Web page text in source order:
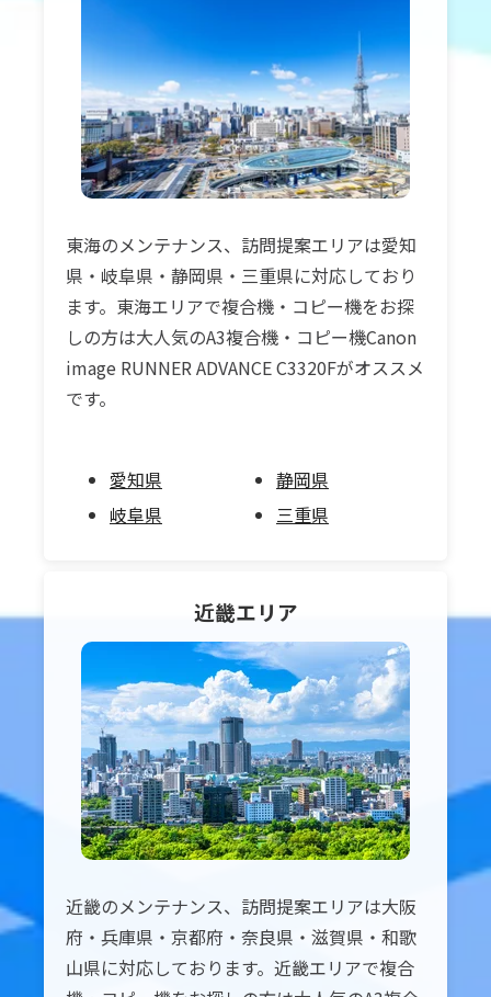
東海のメンテナンス、訪問提案エリアは愛知
県・岐阜県・静岡県・三重県に対応しており
ます。東海エリアで複合機・コピー機をお探
しの方は大人気のA3複合機・コピー機Canon
image RUNNER ADVANCE C3320Fがオススメ
です。
愛知県
岐阜県
静岡県
三重県
近畿エリア
近畿のメンテナンス、訪問提案エリアは大阪
府・兵庫県・京都府・奈良県・滋賀県・和歌
山県に対応しております。近畿エリアで複合